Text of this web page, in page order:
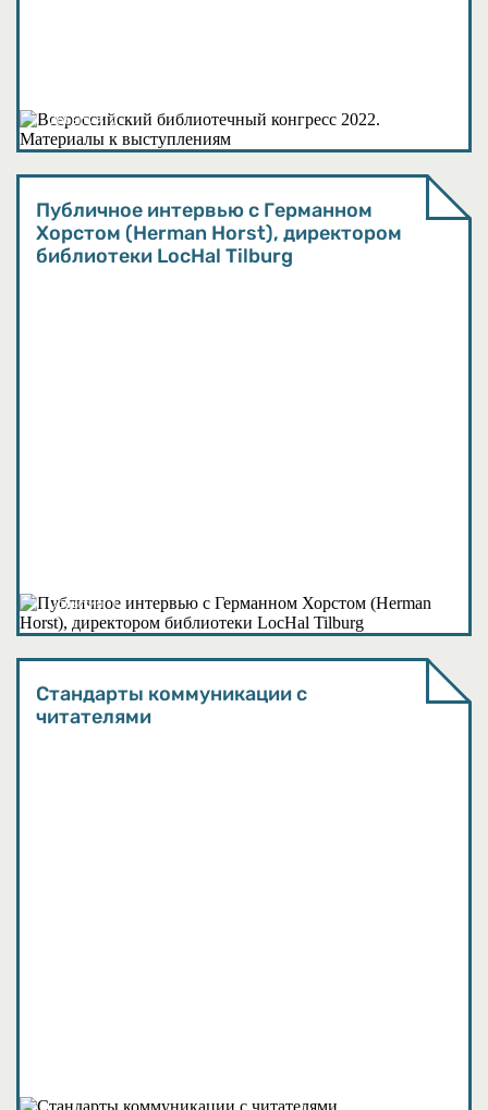
События
Публичное интервью с Германном
Хорстом (Herman Horst), директором
библиотеки LocHal Tilburg
События
Стандарты коммуникации с
читателями